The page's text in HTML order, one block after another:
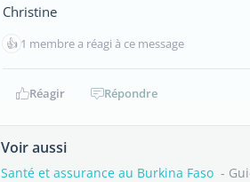
Christine
👍 1 membre a réagi à ce message
Réagir Répondre
Voir aussi
Santé et assurance au Burkina Faso -